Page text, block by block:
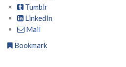
Tumblr
LinkedIn
Mail
Bookmark